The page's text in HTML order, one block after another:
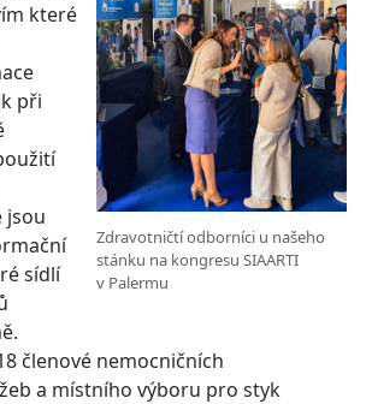
Zdravotničtí odborníci u našeho
stánku na kongresu SIAARTI
v Palermu
které
při
jsou
sídlí
členové nemocničních
a místního výboru pro styk